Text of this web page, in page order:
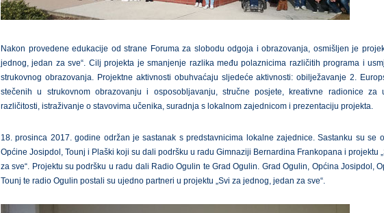
Nakon provedene edukacije od strane Foruma za slobodu odgoja i obrazovanja, osmišljen je
jednog, jedan za sve“. Cilj projekta je smanjenje razlika među polaznicima različitih programa i
strukovnog obrazovanja. Projektne aktivnosti obuhvaćaju sljedeće aktivnosti: obilježavanje 2.
stečenih u strukovnom obrazovanju i osposobljavanju, stručne posjete, kreativne radionice za
različitosti, istraživanje o stavovima učenika, suradnja s lokalnom zajednicom i prezentaciju projekta.
18. prosinca 2017. godine održan je sastanak s predstavnicima lokalne zajednice. Sastanku su se
Općine Josipdol, Tounj i Plaški koji su dali podršku u radu Gimnaziji Bernardina Frankopana i projektu
za sve“. Projektu su podršku u radu dali Radio Ogulin te Grad Ogulin. Grad Ogulin, Općina Josipdol,
Tounj te radio Ogulin postali su ujedno partneri u projektu „Svi za jednog, jedan za sve“.